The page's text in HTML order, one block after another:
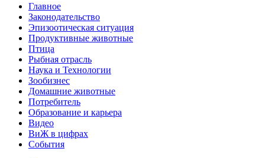
Главное
Законодательство
Эпизоотическая ситуация
Продуктивные животные
Птица
Рыбная отрасль
Наука и Технологии
Зообизнес
Домашние животные
Потребитель
Образование и карьера
Видео
ВиЖ в цифрах
События